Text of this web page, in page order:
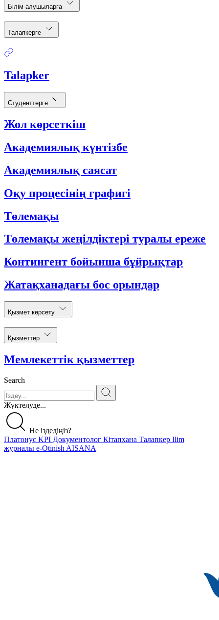
Білім алушыларға
Талапкерге
Talapker
Студенттерге
Жол көрсеткіш
Академиялық күнтізбе
Академиялық саясат
Оқу процесінің графигі
Төлемақы
Төлемақы жеңілдіктері туралы ереже
Контингент бойынша бұйрықтар
Жатақханадағы бос орындар
Қызмет көрсету
Қызметтер
Мемлекеттік қызметтер
Search
Жүктелуде...
Не іздедіңіз?
Платонус KPI Документолог Кітапхана Талапкер Ilim
журналы e-Otinish AISANA